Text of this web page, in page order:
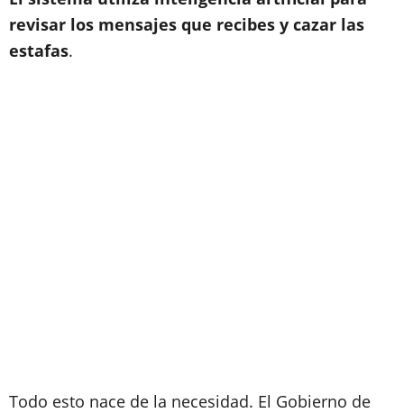
revisar los mensajes que recibes y cazar las
estafas.
Todo esto nace de la necesidad. El Gobierno de